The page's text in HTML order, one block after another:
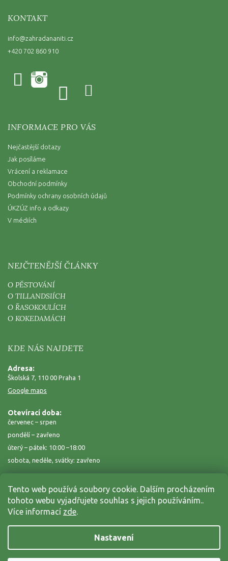
Tento web používá soubory cookie. Dalším procházením
tohoto webu vyjadřujete souhlas s jejich používáním..
Více informací zde.
Nastavení
KONTAKT
info@zahradananiti.cz
+420 702 860 910
INFORMACE PRO VÁS
Nejčastější dotazy
Jak posíláme
Vrácení a reklamace
Obchodní podmínky
Podmínky ochrany osobních údajů
ÚKZÚZ info a odkazy
V médiích
NEJČTENĚJŠÍ ČLÁNKY
O PĚSTOVÁNÍ
O TILLANDSIÍCH
O ŘASOKOULÍCH
O KOKEDAMÁCH
KDE NÁS NAJDETE
Adresa:
Školská 7, 110 00 Praha 1
Google maps
Otevírací doba:
červenec – srpen
pondělí – zavřeno
úterý – pátek: 10:00 –18:00
sobota, neděle, svátky: zavřeno
Zahrada na niti. Všechna práva vyhrazena.